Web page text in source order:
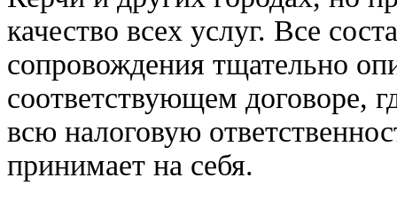
качество всех услуг. Все
сопровождения тщательно
соответствующем договоре,
всю налоговую
принимает на себя.